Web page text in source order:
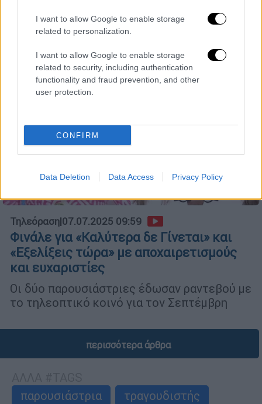
I want to allow Google to enable storage
related to personalization.
I want to allow Google to enable storage
related to security, including authentication
functionality and fraud prevention, and other
user protection.
CONFIRM
Data Deletion Data Access Privacy Policy
Τηλεόραση|07.07.2025 09:59
Φινάλε για «Καλύτερα δε Γίνεται» και
«Εξελίξεις τώρα» με αποχαιρετισμούς
και ευχαριστίες
Οι δύο παρουσιάστριες έδωσαν ραντεβού με
το τηλεοπτικό κοινό για τον Σεπτέμβρη
περισσότερα άρθρα
παρουσιάστρια
τραγουδιστής